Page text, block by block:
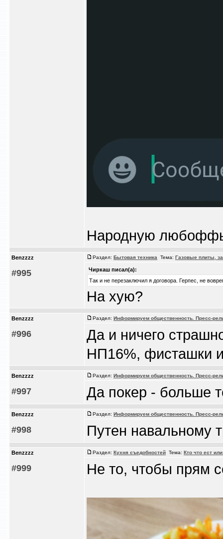
Народную
Benzzzz
#995
Раздел: Бытовая техника Тема: Газовые плиты,
Чиркаш писал(а):
Так и не перезаключил я договора. Герпес, не
На хую?
Benzzzz
#996
Раздел: Информируем общественность. Пресс-
Да и ничего
НП16%, фисташки
Benzzzz
#997
Раздел: Информируем общественность. Пресс-
Да покер - больше
Benzzzz
#998
Раздел: Информируем общественность. Пресс-
Путен навальному
Benzzzz
#999
Раздел: Кухня съедобностей Тема: Кто что ест
Не то, чтобы прям